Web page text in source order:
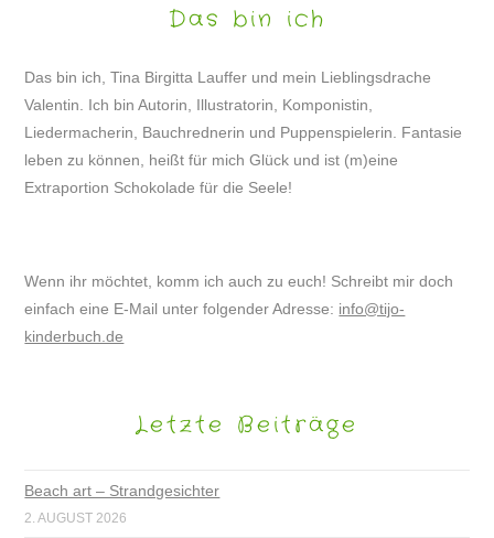
Das bin ich
Das bin ich, Tina Birgitta Lauffer und mein Lieblingsdrache
Valentin. Ich bin Autorin, Illustratorin, Komponistin,
Liedermacherin, Bauchrednerin und Puppenspielerin. Fantasie
leben zu können, heißt für mich Glück und ist (m)eine
Extraportion Schokolade für die Seele!
Wenn ihr möchtet, komm ich auch zu euch! Schreibt mir doch
einfach eine E-Mail unter folgender Adresse: info@tijo-
kinderbuch.de
Letzte Beiträge
Beach art – Strandgesichter
2. AUGUST 2026